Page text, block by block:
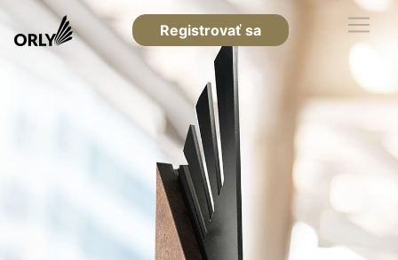
Registrovať sa